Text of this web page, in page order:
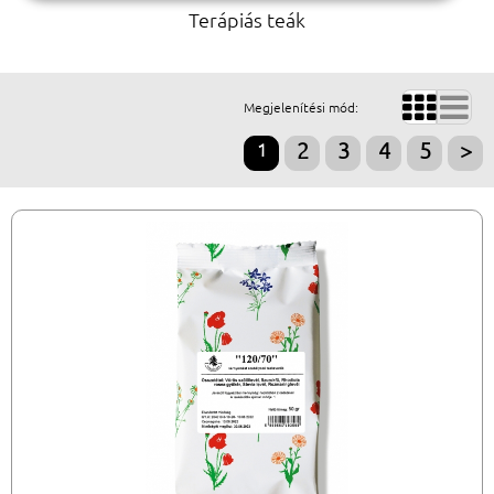
Terápiás teák
Megjelenítési mód: 
1 2 3 4 5 >